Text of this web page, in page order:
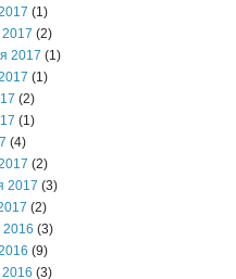
(1)
2017 (2)
2017 (1)
(1)
(2)
(1)
(4)
(2)
2017 (3)
(2)
2016 (3)
(9)
2016 (3)